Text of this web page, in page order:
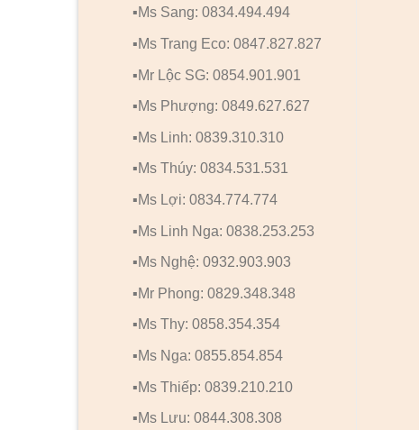
▪️Ms Sang: 0834.494.494
▪️Ms Trang Eco: 0847.827.827
▪️Mr Lộc SG: 0854.901.901
▪️Ms Phượng: 0849.627.627
▪️Ms Linh: 0839.310.310
▪️Ms Thúy: 0834.531.531
▪️Ms Lợi: 0834.774.774
▪️Ms Linh Nga: 0838.253.253
▪️Ms Nghệ: 0932.903.903
▪️Mr Phong: 0829.348.348
▪️Ms Thy: 0858.354.354
▪️Ms Nga: 0855.854.854
▪️Ms Thiếp: 0839.210.210
▪️Ms Lưu: 0844.308.308